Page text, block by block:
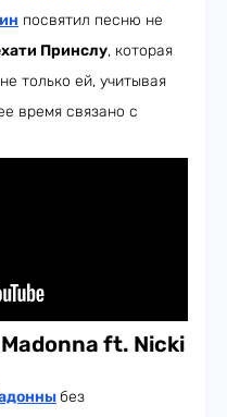
посвятил песню не
Принслу, которая
только ей, учитывая
время связано с
ft. Nicki
без